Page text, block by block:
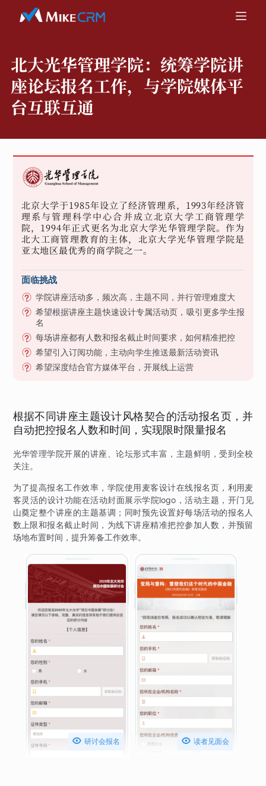
北大光华管理学院： 统筹学院讲
座论坛报名工作，与学院媒体平
台互联互通
北京大学于1985年设立了经济管理系，1993年经济管
理系与管理科学中心合并成立北京大学工商管理学
院，1994年正式更名为北京大学光华管理学院。作为
北大工商管理教育的主体，北京大学光华管理学院是
亚太地区最优秀的商学院之一。
面临挑战
学院讲座活动多，频次高，主题不同，并行管理难度大
希望根据讲座主题快速设计专属活动页，吸引更多学生报
名
每场讲座都有人数和报名截止时间要求，如何精准把控
希望引入订阅功能，主动向学生推送最新活动资讯
希望深度结合官方媒体平台，开展线上运营
根据不同讲座主题设计风格契合的活动报名页，并
自动把控报名人数和时间，实现限时限量报名
光华管理学院开展的讲座、论坛形式丰富，主题鲜明，受到全校
关注。
为了提高报名工作效率，学院使用麦客设计在线报名页，利用麦
客灵活的设计功能在活动封面展示学院logo，活动主题，开门见
山奠定整个讲座的主题基调；同时预先设置好每场活动的报名人
数上限和报名截止时间，为线下讲座精准把控参加人数，并预留
场地布置时间，提升筹备工作效率。
 研讨会报名  读者见面会